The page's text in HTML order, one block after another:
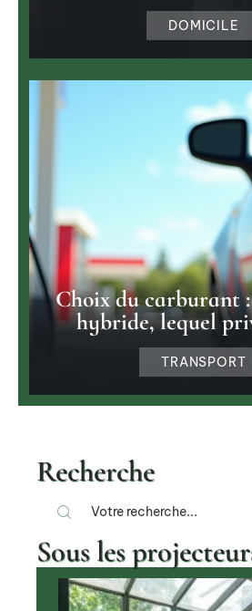
DOMICILE
Choix du carburant :
hybride, lequel
TRANSPORT
Recherche
Sous les